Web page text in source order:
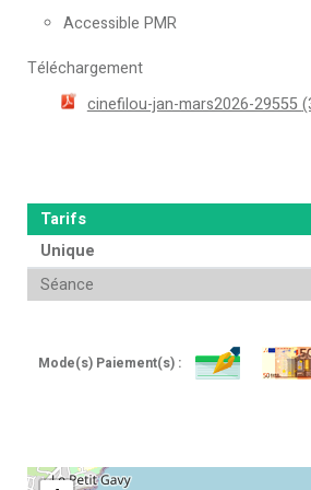
Accessible PMR
Téléchargement
cinefilou-jan-mars2026-29555
Tarifs
Unique
Séance
Mode(s) Paiement(s) :